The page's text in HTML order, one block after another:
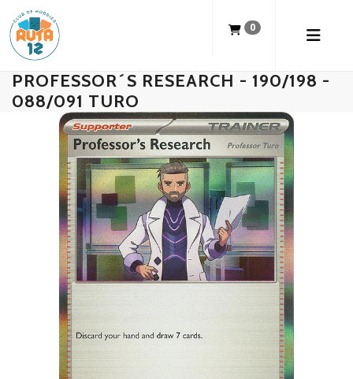
0
PROFESSOR´S RESEARCH - 190/198 -
088/091 TURO